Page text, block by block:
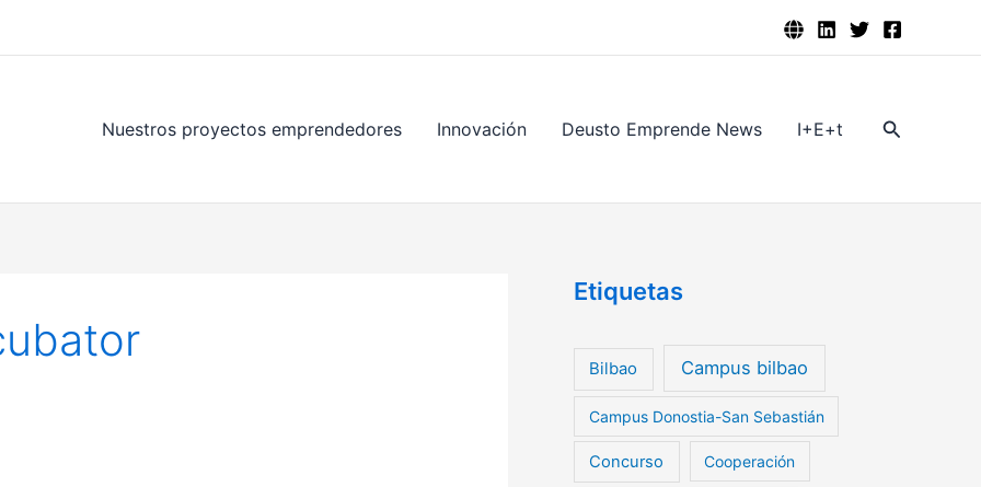
Nuestros proyectos emprendedores Innovación Deusto Emprende News I+E+t Buscar
Etiquetas
Bilbao Campus bilbao
Campus Donostia-San Sebastián
Concurso Cooperación